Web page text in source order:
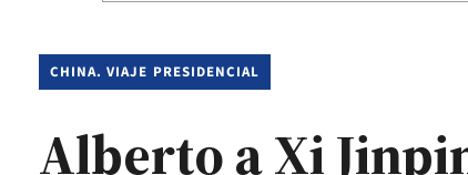
CHINA. VIAJE PRESIDENCIAL
Alberto a Xi